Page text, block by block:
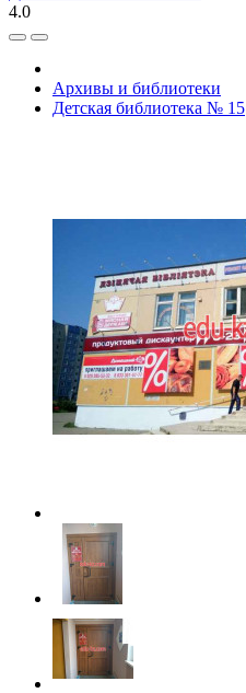
4.0
Архивы и библиотеки
Детская библиотека № 15